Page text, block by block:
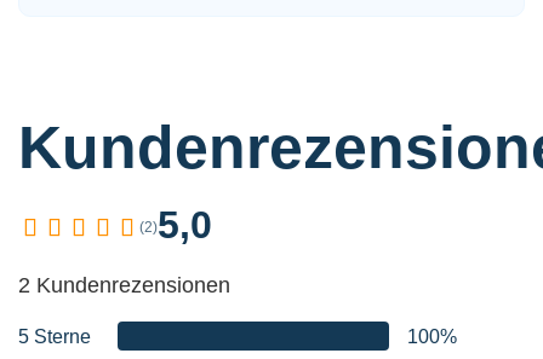
(2)5,0
2 Kundenrezensionen
5 Sterne
100%